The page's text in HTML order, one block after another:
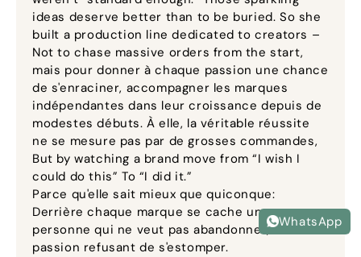
ideas deserve better than to be buried.So she
built a production line dedicated to creators –
Not to chase massive orders from the start,
mais pour donner à chaque passion une chance
de s'enraciner, accompagner les marques
indépendantes dans leur croissance depuis de
modestes débuts. À elle, la véritable réussite
ne se mesure pas par de grosses commandes,
But by watching a brand move from “I wish I
could do this” To “I did it.”
Parce qu'elle sait mieux que quiconque:
Derrière chaque marque se cache une
personne qui ne veut pas abandonner, Et une
passion refusant de s'estomper.
WhatsApp